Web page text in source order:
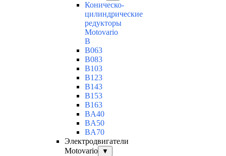
Коническо-
цилиндрические
редукторы
Motovario
B
B063
B083
B103
B123
B143
B153
B163
BA40
BA50
BA70
Электродвигатели
Motovario
▼